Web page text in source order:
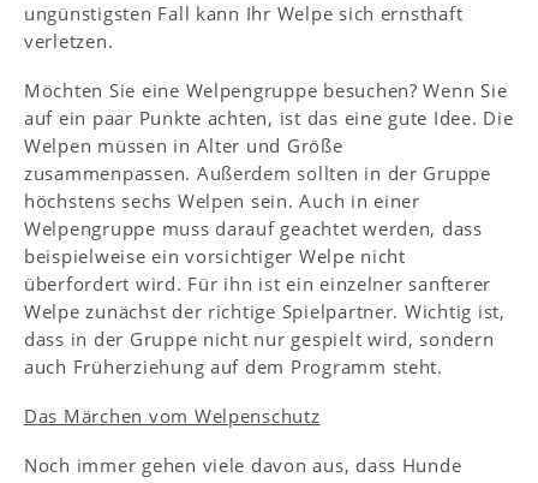
ungünstigsten Fall kann Ihr Welpe sich ernsthaft
verletzen.
Möchten Sie eine Welpengruppe besuchen? Wenn Sie
auf ein paar Punkte achten, ist das eine gute Idee. Die
Welpen müssen in Alter und Größe
zusammenpassen. Außerdem sollten in der Gruppe
höchstens sechs Welpen sein. Auch in einer
Welpengruppe muss darauf geachtet werden, dass
beispielweise ein vorsichtiger Welpe nicht
überfordert wird. Für ihn ist ein einzelner sanfterer
Welpe zunächst der richtige Spielpartner. Wichtig ist,
dass in der Gruppe nicht nur gespielt wird, sondern
auch Früherziehung auf dem Programm steht.
Das Märchen vom Welpenschutz
Noch immer gehen viele davon aus, dass Hunde